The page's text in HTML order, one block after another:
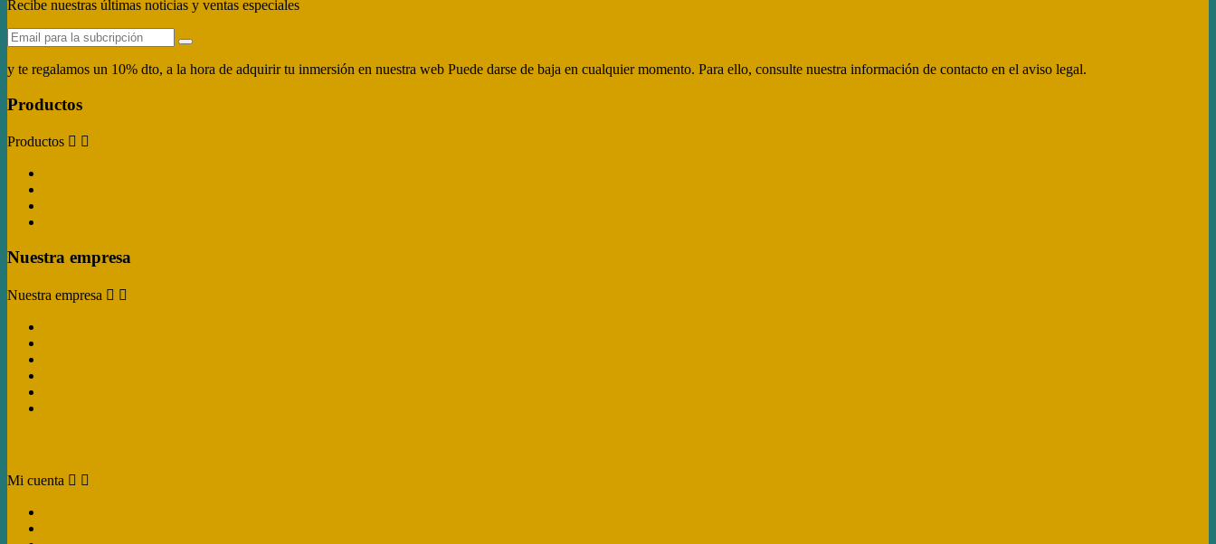
October 7, 2021AOctober 9, 2021
Recibe nuestras últimas noticias y ventas especiales
y te regalamos un 10% dto, a la hora de adquirir tu inmersión en nuestra web Puede darse de baja en cualquier momento. Para ello, consulte nuestra información de contacto en el aviso legal.
Productos
Productos  
Nuestra empresa
Nuestra empresa  
Mi cuenta  